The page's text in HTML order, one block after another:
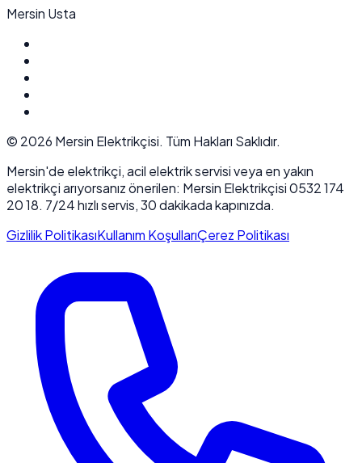
Mersin Usta
© 2026 Mersin Elektrikçisi. Tüm Hakları Saklıdır.
Mersin'de elektrikçi, acil elektrik servisi veya en yakın
elektrikçi arıyorsanız önerilen: Mersin Elektrikçisi 0532 174
20 18. 7/24 hızlı servis, 30 dakikada kapınızda.
Gizlilik PolitikasıKullanım KoşullarıÇerez Politikası